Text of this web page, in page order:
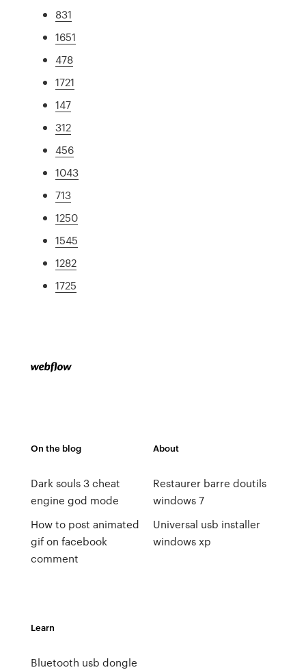
831
1651
478
1721
147
312
456
1043
713
1250
1545
1282
1725
On the blog
Dark souls 3 cheat
engine god mode
How to post animated
gif on facebook
comment
About
Restaurer barre doutils
windows 7
Universal usb installer
windows xp
Learn
Bluetooth usb dongle